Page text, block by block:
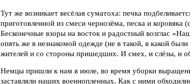
Тут же возникает весёлая суматоха: печка
приготовленной из смеси чернозёма, песка и коровяка
Бесконечные взоры на восток и радостный возглас
опять же в незнакомой одежде (не в такой, в какой
жителей и со стороны пришедших. И смех, и слёзы, и
Немцы пришли к нам в июле, во время уборки
заставляли наших военнопленных. Как с ними